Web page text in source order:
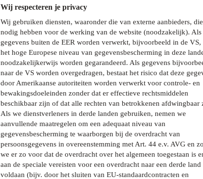
Wij respecteren je privacy
Wij gebruiken diensten, waaronder die van externe aanbieders,
nodig hebben voor de werking van de website (noodzakelijk). Als
gegevens buiten de EER worden verwerkt, bijvoorbeeld in de VS,
het hoge Europese niveau van gegevensbescherming in deze
noodzakelijkerwijs worden gegarandeerd. Als gegevens
naar de VS worden overgedragen, bestaat het risico dat deze
door Amerikaanse autoriteiten worden verwerkt voor controle- en
bewakingsdoeleinden zonder dat er effectieve rechtsmiddelen
beschikbaar zijn of dat alle rechten van betrokkenen afdwingbaar
Als we dienstverleners in derde landen gebruiken, nemen we
aanvullende maatregelen om een adequaat niveau van
gegevensbescherming te waarborgen bij de overdracht van
persoonsgegevens in overeenstemming met Art. 44 e.v. AVG en
we er zo voor dat de overdracht over het algemeen toegestaan is
aan de speciale vereisten voor een overdracht naar een derde
voldaan (bijv. door het sluiten van EU-standaardcontracten en